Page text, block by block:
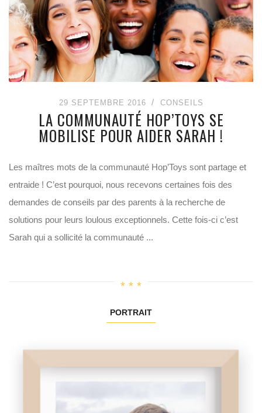
29 SEPTEMBRE 2016 CONSEILS
LA COMMUNAUTÉ HOP’TOYS SE
MOBILISE POUR AIDER SARAH !
Les maîtres mots de la communauté Hop’Toys sont partage et
entraide ! C’est pourquoi, nous recevons certaines fois des
demandes de conseils par des parents à la recherche de
solutions pour leurs loulous exceptionnels. Cette fois-ci c’est
Sarah qui a sollicité la communauté ...
PORTRAIT